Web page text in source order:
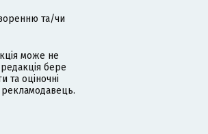
та/чи
може не
бере
та оціночні
рекламодавець.